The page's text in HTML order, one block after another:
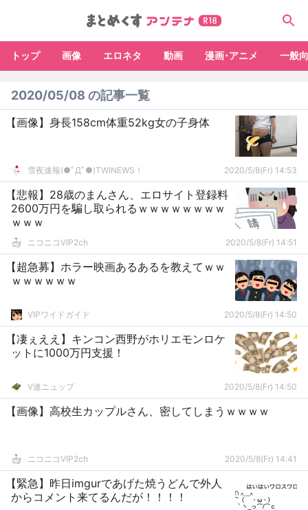
トップ 画像 エロネタ 動画 漫画･アニメ 一般
2020/05/08 の記事一覧
【画像】身長158cm体重52kg女の子身体
雪夜速報(●ﾟДﾟ●)TWINEWS！ 2020/5/8(Fr) 14:53
【悲報】28歳のまんさん、エロサイト登録料
2600万円を騙し取られるｗｗｗｗｗｗｗｗ
ｗｗｗ
ニコニコVIP2ch 2020/5/8(Fr) 14:51
【超急募】ホラー映画あるあるを教えてｗｗ
ｗｗｗｗｗｗ
VIPワイドガイド 2020/5/8(Fr) 14:50
【凄ぇええ】キンコン西野がホリエモンロケ
ットに1000万円支援！
V速ニュップ 2020/5/8(Fr) 14:50
【画像】高校生カップルさん、密してしまうｗｗｗｗ
ニコニコVIP2ch 2020/5/8(Fr) 14:41
【緊急】昨日imgurであげた焼うどんで外人
からコメント来てるんだが！！！！